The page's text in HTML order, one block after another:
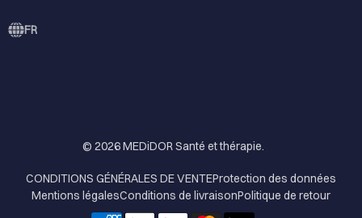
FR
© 2026MEDiDOR Santé et thérapie.
CONDITIONS GÉNÉRALES DE VENTEProtection des données
Mentions légalesConditions de livraisonPolitique de retour